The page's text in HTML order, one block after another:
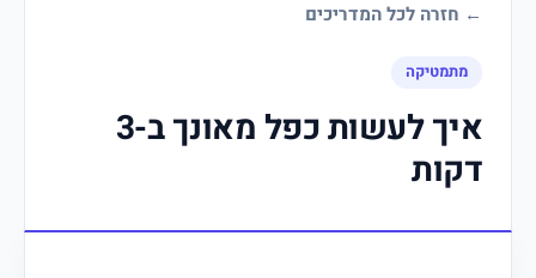
← חזרה לכל המדריכים
מתמטיקה
איך לעשות כפל מאונך ב-3
דקות